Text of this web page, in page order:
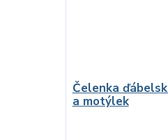
Čelenka
a motýlek